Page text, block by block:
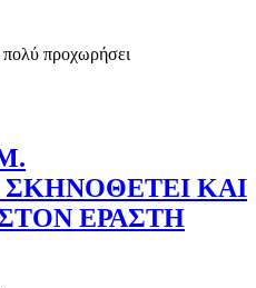
πολύ προχωρήσει
ΚΑΙ
ΕΡΑΣΤΗ